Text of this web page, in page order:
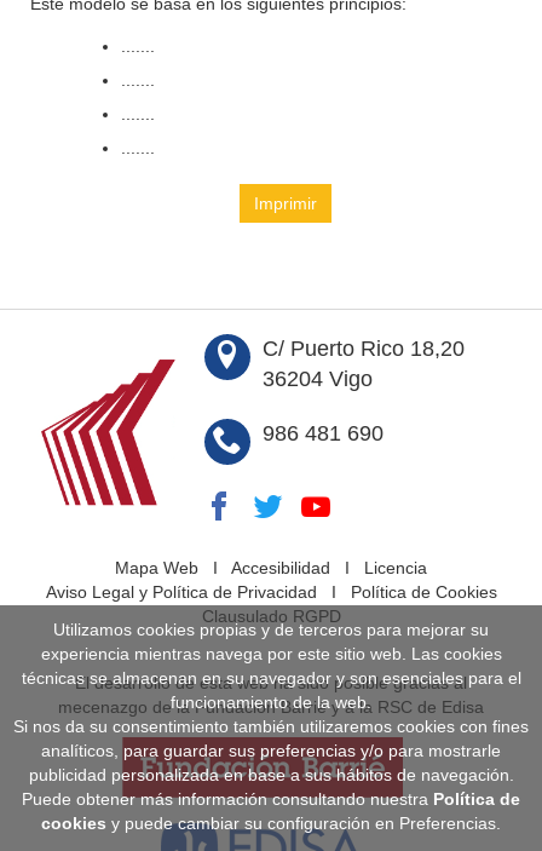
Imprimir
C/ Puerto Rico 18,20
36204 Vigo
986 481 690
Mapa Web I Accesibilidad I Licencia
Aviso Legal y Política de Privacidad I Política de Cookies
Clausulado RGPD
El desarrollo de esta web ha sido posible gracias al
mecenazgo de la Fundación Barrié y a la RSC de Edisa
Utilizamos cookies propias y de terceros para mejorar su
experiencia mientras navega por este sitio web. Las cookies
técnicas se almacenan en su navegador y son esenciales para el
funcionamiento de la web.
Si nos da su consentimiento también utilizaremos cookies con fines
analíticos, para guardar sus preferencias y/o para mostrarle
publicidad personalizada en base a sus hábitos de navegación.
Puede obtener más información consultando nuestra Política de
cookies y puede cambiar su configuración en Preferencias.